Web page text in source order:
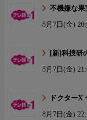
不機嫌な果
8月7日(金)
[新]科捜研
8月7日(金)
ドクターX
8月7日(金)